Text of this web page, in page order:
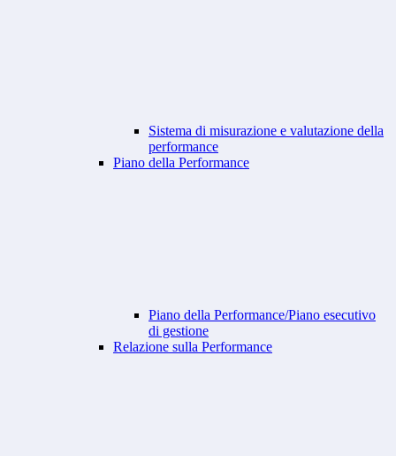
Sistema di misurazione e valutazione della
performance
Piano della Performance
Piano della Performance/Piano esecutivo
di gestione
Relazione sulla Performance